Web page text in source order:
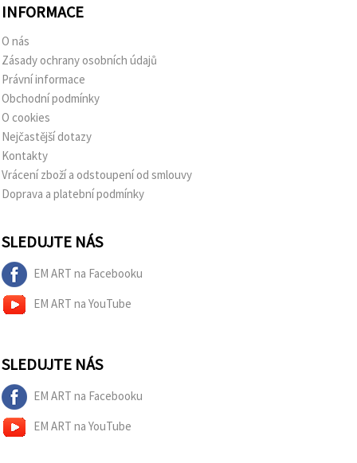
INFORMACE
O nás
Zásady ochrany osobních údajů
Právní informace
Obchodní podmínky
O cookies
Nejčastější dotazy
Kontakty
Vrácení zboží a odstoupení od smlouvy
Doprava a platební podmínky
SLEDUJTE NÁS
EM ART na Facebooku
EM ART na YouTube
SLEDUJTE NÁS
EM ART na Facebooku
EM ART na YouTube